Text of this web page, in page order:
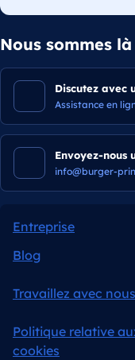
Nous sommes
Discutez avec
Assistance en
Envoyez-nous
info@burger-
Entreprise
Blog
Travaillez avec nous
Politique relative
cookies